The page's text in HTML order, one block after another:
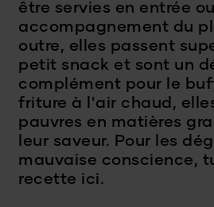
être servies en entrée
accompagnement du
outre, elles passent
petit snack et sont un
complément pour le
friture à l'air chaud,
pauvres en matières
leur saveur. Pour les
mauvaise conscience,
recette ici.